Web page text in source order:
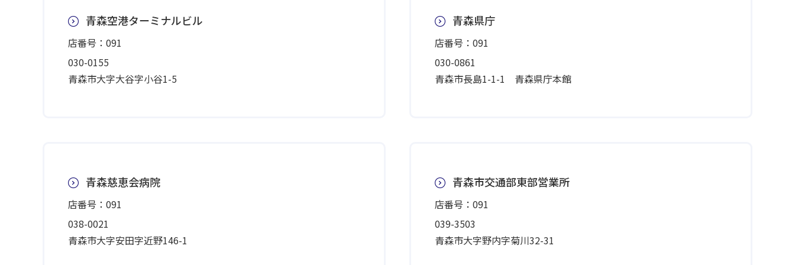
青森空港ターミナルビル
店番号：091
030-0155
青森市大字大谷字小谷1-5
青森県庁
店番号：091
030-0861
青森市長島1-1-1 青森県庁本館
青森慈恵会病院
店番号：091
038-0021
青森市大字安田字近野146-1
青森市交通部東部営業所
店番号：091
039-3503
青森市大字野内字菊川32-31